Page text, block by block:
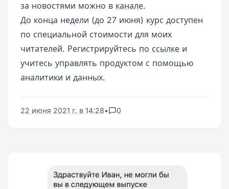
за новостями можно в канале.
До конца недели (до 27 июня) курс доступен
по специальной стоимости для моих
читателей. Регистрируйтесь по ссылке и
учитесь управлять продуктом с помощью
аналитики и данных.
22 июня 2021 г. в 14:28• 0